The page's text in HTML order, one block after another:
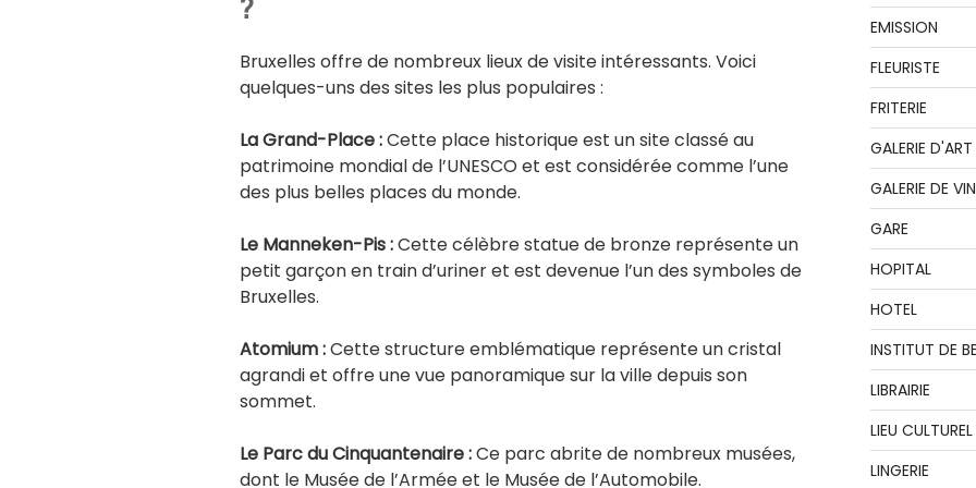
?
Bruxelles offre de nombreux lieux de visite intéressants. Voici
quelques-uns des sites les plus populaires :
La Grand-Place :Cette place historique est un site classé au
patrimoine mondial de l’UNESCO et est considérée comme l’une
des plus belles places du monde.
Le Manneken-Pis :Cette célèbre statue de bronze représente un
petit garçon en train d’uriner et est devenue l’un des symboles de
Bruxelles.
Atomium :Cette structure emblématique représente un cristal
agrandi et offre une vue panoramique sur la ville depuis son
sommet.
Le Parc du Cinquantenaire :Ce parc abrite de nombreux musées,
dont le Musée de l’Armée et le Musée de l’Automobile.
EMISSION
FLEURISTE
FRITERIE
GALERIE D'ART
GALERIE DE
GARE
HOPITAL
HOTEL
INSTITUT DE
LIBRAIRIE
LIEU CULTUREL
LINGERIE